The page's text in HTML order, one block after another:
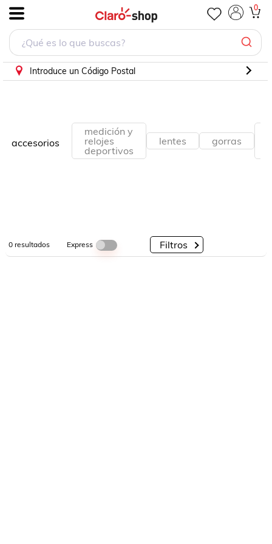
0
Introduce un Código Postal
accesorios
medición y
relojes
deportivos
lentes gorras
0resultados Express Filtros
PorCategorías
PorMarcas
PorDescuento